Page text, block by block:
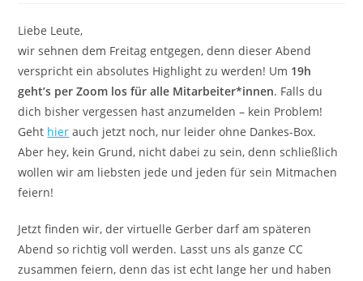
Liebe Leute,
wir sehnen dem Freitag entgegen, denn dieser Abend
verspricht ein absolutes Highlight zu werden! Um 19h
geht’s per Zoom los für alle Mitarbeiter*innen. Falls du
dich bisher vergessen hast anzumelden – kein Problem!
Geht hier auch jetzt noch, nur leider ohne Dankes-Box.
Aber hey, kein Grund, nicht dabei zu sein, denn schließlich
wollen wir am liebsten jede und jeden für sein Mitmachen
feiern!
Jetzt finden wir, der virtuelle Gerber darf am späteren
Abend so richtig voll werden. Lasst uns als ganze CC
zusammen feiern, denn das ist echt lange her und haben